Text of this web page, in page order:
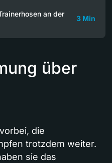
an der
3 Min
über
die
trotzdem weiter.
sie das